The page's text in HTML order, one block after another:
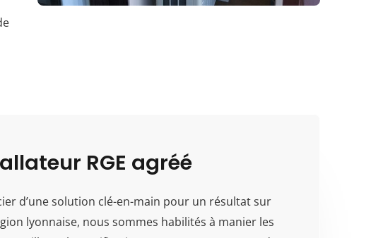
RGE agréé
d’une solution clé-en-main pour un résultat sur
lyonnaise, nous sommes habilités à manier les